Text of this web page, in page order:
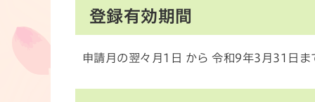
登録有効期間
申請月の翌々月1日 から 令和9年3月31日ま